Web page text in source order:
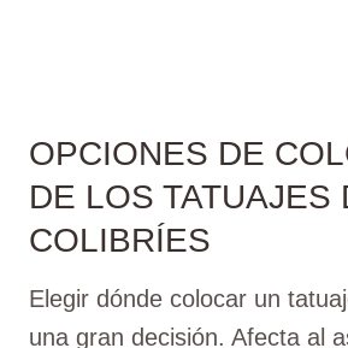
OPCIONES DE
DE LOS TATUAJES
COLIBRÍES
Elegir dónde colocar un
una gran decisión. Afecta al